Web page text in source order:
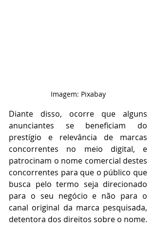
Imagem: Pixabay
Diante disso, ocorre que alguns
anunciantes se beneficiam do
prestígio e relevância de marcas
concorrentes no meio digital, e
patrocinam o nome comercial destes
concorrentes para que o público que
busca pelo termo seja direcionado
para o seu negócio e não para o
canal original da marca pesquisada,
detentora dos direitos sobre o nome.